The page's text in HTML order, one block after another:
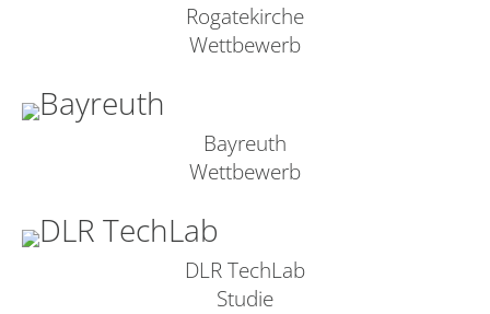
Rogatekirche
Wettbewerb
Bayreuth
Wettbewerb
DLR TechLab
Studie